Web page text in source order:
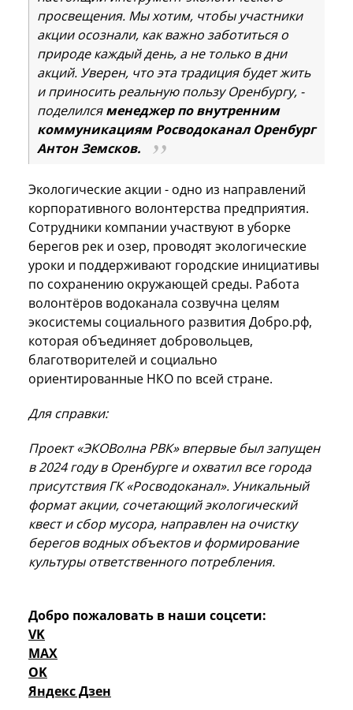
просвещения. Мы хотим, чтобы участники
акции осознали, как важно заботиться о
природе каждый день, а не только в дни
акций. Уверен, что эта традиция будет жить
и приносить реальную пользу Оренбургу, -
поделилсяменеджер по внутренним
коммуникациям Росводоканал Оренбург
Антон Земсков.
Экологические акции - одно из направлений
корпоративного волонтерства предприятия.
Сотрудники компании участвуют в уборке
берегов рек и озер, проводят экологические
уроки и поддерживают городские инициативы
по сохранению окружающей среды. Работа
волонтёров водоканала созвучна целям
экосистемы социального развития Добро.рф,
которая объединяет добровольцев,
благотворителей и социально
ориентированные НКО по всей стране.
Для справки:
Проект «ЭКОВолна РВК» впервые был запущен
в 2024 году в Оренбурге и охватил все города
присутствия ГК «Росводоканал». Уникальный
формат акции, сочетающий экологический
квест и сбор мусора, направлен на очистку
берегов водных объектов и формирование
культуры ответственного потребления.
Добро пожаловать в наши соцсети:
VK
MAX
OK
Яндекс Дзен